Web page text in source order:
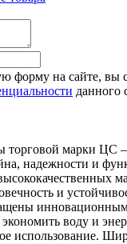
форму на сайте, вы
данного
торговой марки ЦС –
надежности и
и
воду и
использование.